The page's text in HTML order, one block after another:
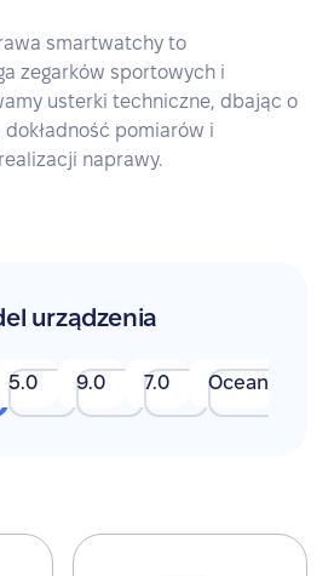
smartwatchy to
zegarków sportowych i
usterki techniczne, dbając o
pomiarów i
naprawy.
urządzenia
5.0 9.0 7.0 Ocean